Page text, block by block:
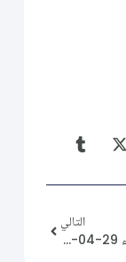
التالي
أخبار يوم الثلاثاء 29-04-2025